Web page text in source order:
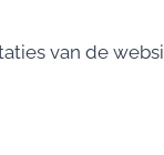
van de